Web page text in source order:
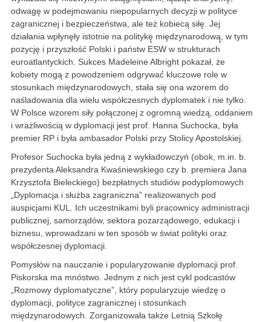
odwagę w podejmowaniu niepopularnych decyzji w polityce
zagranicznej i bezpieczeństwa, ale też kobiecą siłę. Jej
działania wpłynęły istotnie na politykę̨ międzynarodową̨, w tym
pozycję i przyszłość Polski i państw ESW w strukturach
euroatlantyckich. Sukces Madeleine Albright pokazał, że
kobiety mogą z powodzeniem odgrywać́ kluczowe role w
stosunkach międzynarodowych, stała się ona wzorem do
naśladowania dla wielu współczesnych dyplomatek i nie tylko.
W Polsce wzorem siły połączonej z ogromną wiedzą, oddaniem
i wrażliwością w dyplomacji jest prof. Hanna Suchocka, była
premier RP i była ambasador Polski przy Stolicy Apostolskiej.
Profesor Suchocka była jedną z wykładowczyń (obok, m.in. b.
prezydenta Aleksandra Kwaśniewskiego czy b. premiera Jana
Krzysztofa Bieleckiego) bezpłatnych studiów podyplomowych
„Dyplomacja i służba zagraniczna” realizowanych pod
auspicjami KUL. Ich uczestnikami byli pracownicy administracji
publicznej, samorządów, sektora pozarządowego, edukacji i
biznesu, wprowadzani w ten sposób w świat polityki oraz
współczesnej dyplomacji.
Pomysłów na nauczanie i popularyzowanie dyplomacji prof.
Piskorska ma mnóstwo. Jednym z nich jest cykl podcastów
„Rozmowy dyplomatyczne”, który popularyzuje wiedzę o
dyplomacji, polityce zagranicznej i stosunkach
międzynarodowych. Zorganizowała także Letnią Szkołę